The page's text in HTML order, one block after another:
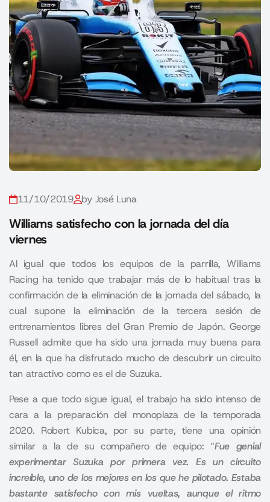
11/10/2019 by José Luna
Williams satisfecho con la jornada del día
viernes
Al igual que todos los equipos de la parrilla, Williams
Racing ha tenido que trabajar más de lo habitual tras la
confirmación de la eliminación de la jornada del sábado, la
cual supone la eliminación de la tercera sesión de
entrenamientos libres del Gran Premio de Japón. George
Russell admite que ha sido una jornada muy buena para
él, en la que ha disfrutado mucho de descubrir un circuito
tan atractivo como es el de Suzuka.
Pese a que todo sigue igual, el trabajo ha sido intenso de
cara a la preparación del monoplaza de la temporada
2020. Robert Kubica, por su parte, tiene una opinión
similar a la de su compañero de equipo: “Fue genial
experimentar Suzuka por primera vez. Es un circuito
increíble, uno de los mejores en los que he pilotado. Estaba
bastante satisfecho con mis vueltas, aunque el ritmo